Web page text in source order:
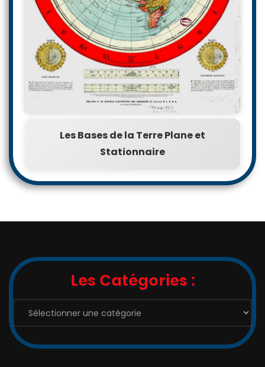
Les Bases de la Terre Plane et
Stationnaire
Les Catégories :
Catégories